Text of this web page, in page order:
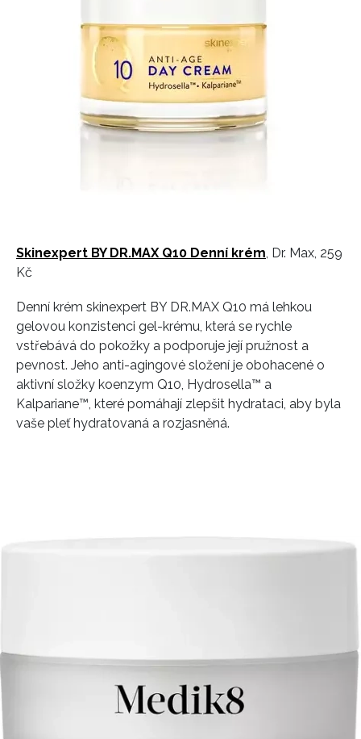
Skinexpert BY DR.MAX Q10 Denní krém , Dr. Max, 259
Kč
Denní krém skinexpert BY DR.MAX Q10 má lehkou
gelovou konzistenci gel-krému, která se rychle
vstřebává do pokožky a podporuje její pružnost a
pevnost. Jeho anti-agingové složení je obohacené o
aktivní složky koenzym Q10, Hydrosella™ a
Kalpariane™, které pomáhají zlepšit hydrataci, aby byla
vaše pleť hydratovaná a rozjasněná.